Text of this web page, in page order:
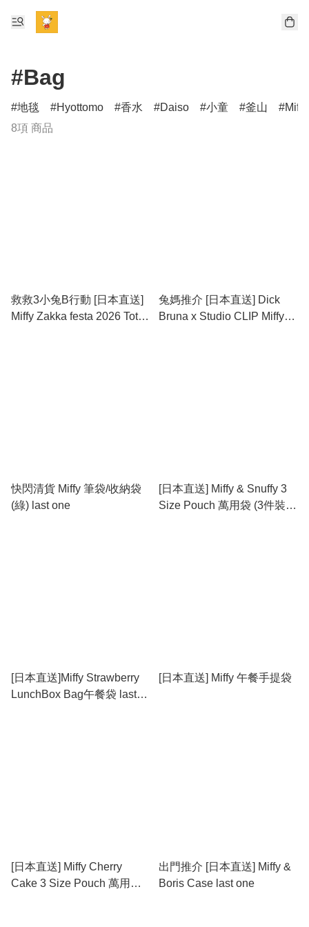
#Bag
地毯 Hyottomo 香水 Daiso 小童 釜山
8項 商品
救救3小兔B行動 [日本直送]
Miffy Zakka festa 2026 Tote
兔媽推介 [日本直送] Dick
Bruna x Studio CLIP Miffy原
快閃清貨 Miffy 筆袋/收納袋
(綠) last one
[日本直送] Miffy & Snuffy 3
Size Pouch 萬用袋 (3件裝)
[日本直送]Miffy Strawberry
LunchBox Bag午餐袋 last
[日本直送] Miffy 午餐手提袋
[日本直送] Miffy Cherry
Cake 3 Size Pouch 萬用袋
出門推介 [日本直送] Miffy &
Boris Case last one